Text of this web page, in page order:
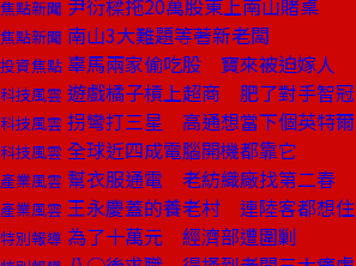
焦點新聞 尹衍樑拖20萬股東上南山賭桌
焦點新聞 南山3大難題等著新老闆
投資焦點 辜馬兩家偷吃股 寶來被迫嫁人
科技風雲 遊戲橘子槓上超商 肥了對手智冠
科技風雲 拐彎打三星 高通想當下個英特爾
科技風雲 全球近四成電腦開機都靠它
產業風雲 幫衣服通電 老紡織廠找第二春
產業風雲 王永慶蓋的養老村 連陸客都想住
特別報導 為了十萬元 經濟部遭圍剿